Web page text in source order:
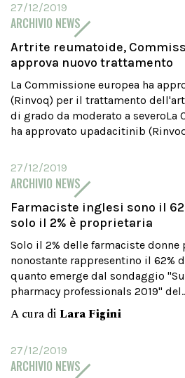
27/12/2019
ARCHIVIO NEWS
Artrite reumatoide,
approva nuovo trattamento
La Commissione europea ha
(Rinvoq) per il trattamento
di grado da moderato a severoLa
ha approvato upadacitinib
27/12/2019
ARCHIVIO NEWS
Farmaciste inglesi sono il
solo il 2% è proprietaria
Solo il 2% delle farmaciste donne
nonostante rappresentino il 62%
quanto emerge dal sondaggio
pharmacy professionals 2019"
A cura di Lara Figini
27/12/2019
ARCHIVIO NEWS